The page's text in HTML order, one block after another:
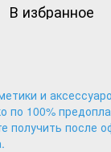
В избранное
и
по 100%
получить после